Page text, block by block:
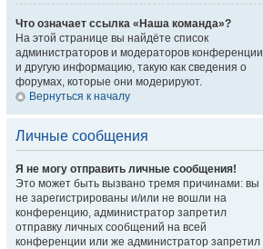
Что означает ссылка «Наша команда»?
На этой странице вы найдёте список
администраторов и модераторов конференции
и другую информацию, такую как сведения о
форумах, которые они модерируют.
Вернуться к началу
Личные сообщения
Я не могу отправить личные сообщения!
Это может быть вызвано тремя причинами: вы
не зарегистрированы и/или не вошли на
конференцию, администратор запретил
отправку личных сообщений на всей
конференции или же администратор запретил